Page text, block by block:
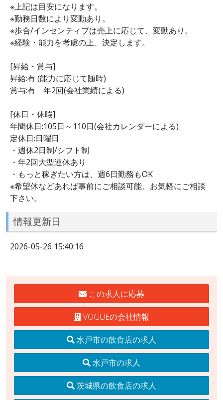
※上記は目安になります。
※勤務日数により変動あり。
※歩合/インセンティブは売上に応じて、変動あり。
※経験・能力を考慮の上、決定します。
[昇給・賞与]
昇給:有 (能力に応じて随時)
賞与:有 年2回(会社業績による)
[休日・休暇]
年間休日:105日～110日(会社カレンダーによる)
定休日:日曜日
・週休2日制/シフト制
・年2回大型連休あり
・もっと稼ぎたい方は、週6日勤務もOK
※希望休などあれば事前にご相談可能。お気軽にご相談
下さい。
情報更新日
2026-05-26 15:40:16
この求人に応募
VOGUEの会社情報
水戸市の飲食店の求人
水戸市の求人
茨城県の飲食店の求人